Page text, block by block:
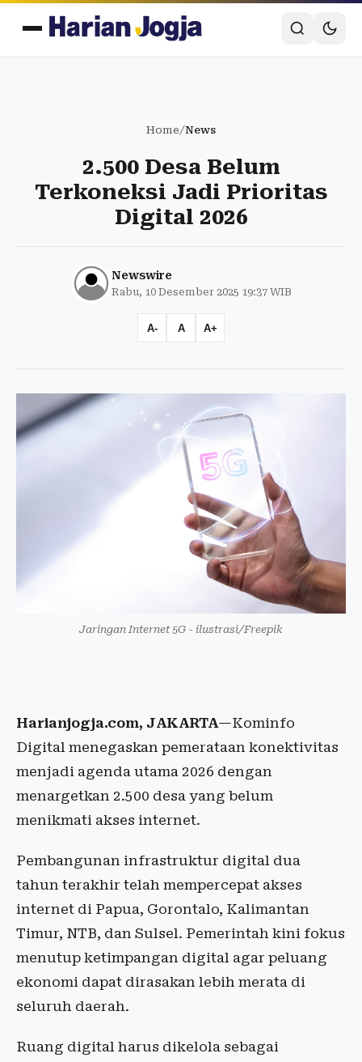
Home/News
2.500 Desa Belum
Terkoneksi Jadi Prioritas
Digital 2026
Newswire
Rabu, 10 Desember 2025 19:37 WIB
A- A A+
Jaringan Internet 5G - ilustrasi/Freepik
Harianjogja.com, JAKARTA—Kominfo
Digital menegaskan pemerataan konektivitas
menjadi agenda utama 2026 dengan
menargetkan 2.500 desa yang belum
menikmati akses internet.
Pembangunan infrastruktur digital dua
tahun terakhir telah mempercepat akses
internet di Papua, Gorontalo, Kalimantan
Timur, NTB, dan Sulsel. Pemerintah kini fokus
menutup ketimpangan digital agar peluang
ekonomi dapat dirasakan lebih merata di
seluruh daerah.
Ruang digital harus dikelola sebagai